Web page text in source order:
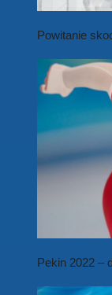
Powitanie
Pekin 2022 –